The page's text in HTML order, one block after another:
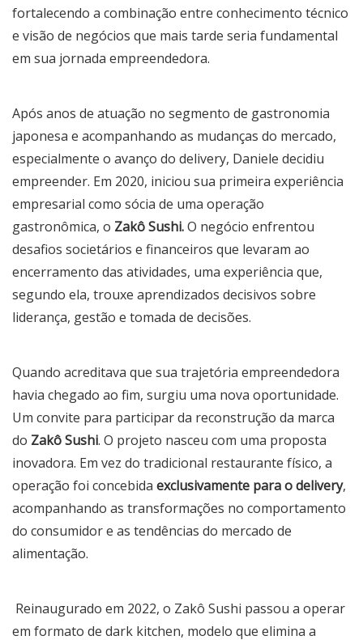
fortalecendo a combinação entre conhecimento técnico
e visão de negócios que mais tarde seria fundamental
em sua jornada empreendedora.
Após anos de atuação no segmento de gastronomia
japonesa e acompanhando as mudanças do mercado,
especialmente o avanço do delivery, Daniele decidiu
empreender. Em 2020, iniciou sua primeira experiência
empresarial como sócia de uma operação
gastronômica, o Zakô Sushi.O negócio enfrentou
desafios societários e financeiros que levaram ao
encerramento das atividades, uma experiência que,
segundo ela, trouxe aprendizados decisivos sobre
liderança, gestão e tomada de decisões.
Quando acreditava que sua trajetória empreendedora
havia chegado ao fim, surgiu uma nova oportunidade.
Um convite para participar da reconstrução da marca
do Zakô Sushi. O projeto nasceu com uma proposta
inovadora. Em vez do tradicional restaurante físico, a
operação foi concebida exclusivamente para o delivery,
acompanhando as transformações no comportamento
do consumidor e as tendências do mercado de
alimentação.
Reinaugurado em 2022, o Zakô Sushi passou a operar
em formato de dark kitchen, modelo que elimina a